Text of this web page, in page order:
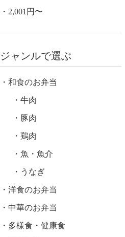
2,001円〜
ジャンルで選ぶ
和食のお弁当
牛肉
豚肉
鶏肉
魚・魚介
うなぎ
洋食のお弁当
中華のお弁当
多様食・健康食